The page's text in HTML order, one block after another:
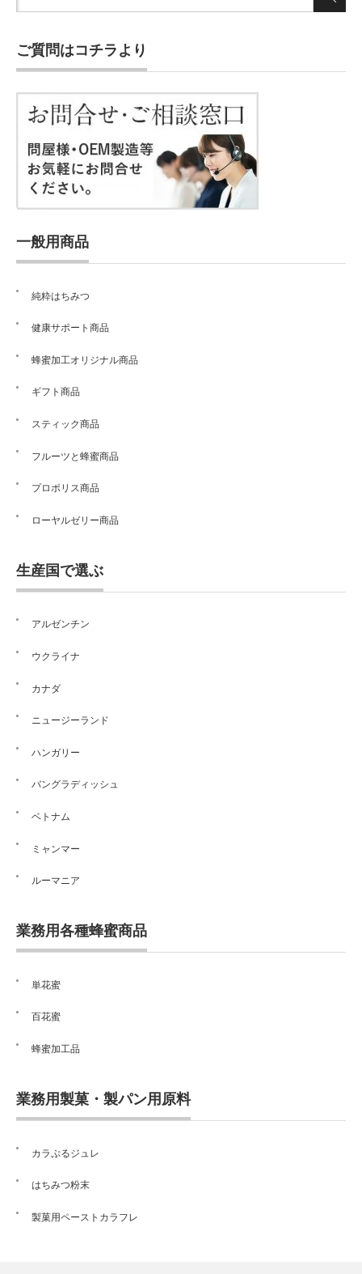
ご質問はコチラより
一般用商品
純粋はちみつ
健康サポート商品
蜂蜜加工オリジナル商品
ギフト商品
スティック商品
フルーツと蜂蜜商品
プロポリス商品
ローヤルゼリー商品
生産国で選ぶ
アルゼンチン
ウクライナ
カナダ
ニュージーランド
ハンガリー
バングラディッシュ
ベトナム
ミャンマー
ルーマニア
業務用各種蜂蜜商品
単花蜜
百花蜜
蜂蜜加工品
業務用製菓・製パン用原料
カラぷるジュレ
はちみつ粉末
製菓用ペーストカラフレ